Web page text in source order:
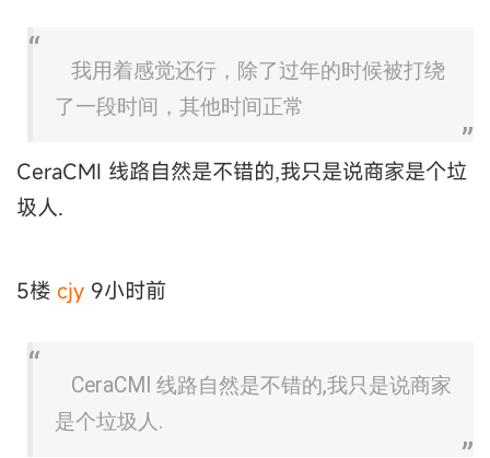
我用着感觉还行，除了过年的时候被打绕
了一段时间，其他时间正常
CeraCMI 线路自然是不错的,我只是说商家是个垃
圾人.
5楼 cjy 9小时前
CeraCMI 线路自然是不错的,我只是说商家
是个垃圾人.